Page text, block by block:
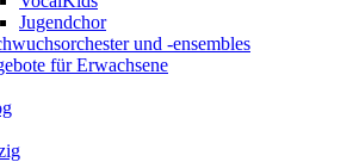
Jugendchor
und -ensembles
für Erwachsene